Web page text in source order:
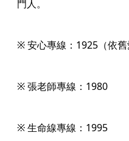
門人。
※ 安心專線：1925（依舊
※ 張老師專線：1980
※ 生命線專線：1995